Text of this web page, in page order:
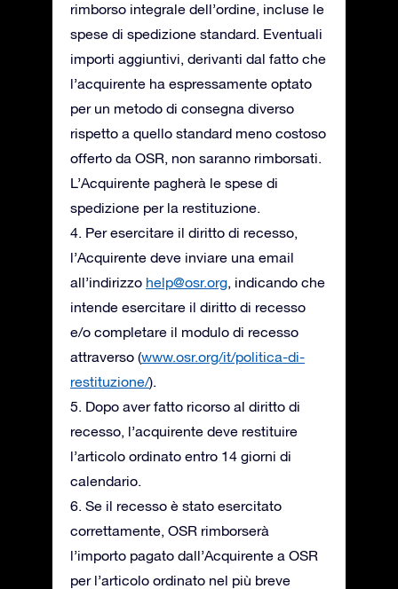
rimborso integrale dell’ordine, incluse le
spese di spedizione standard. Eventuali
importi aggiuntivi, derivanti dal fatto che
l’acquirente ha espressamente optato
per un metodo di consegna diverso
rispetto a quello standard meno costoso
offerto da OSR, non saranno rimborsati.
L’Acquirente pagherà le spese di
spedizione per la restituzione.
4. Per esercitare il diritto di recesso,
l’Acquirente deve inviare una email
all’indirizzo help@osr.org, indicando che
intende esercitare il diritto di recesso
e/o completare il modulo di recesso
attraverso (www.osr.org/it/politica-di-
restituzione/).
5. Dopo aver fatto ricorso al diritto di
recesso, l’acquirente deve restituire
l’articolo ordinato entro 14 giorni di
calendario.
6. Se il recesso è stato esercitato
correttamente, OSR rimborserà
l’importo pagato dall’Acquirente a OSR
per l’articolo ordinato nel più breve